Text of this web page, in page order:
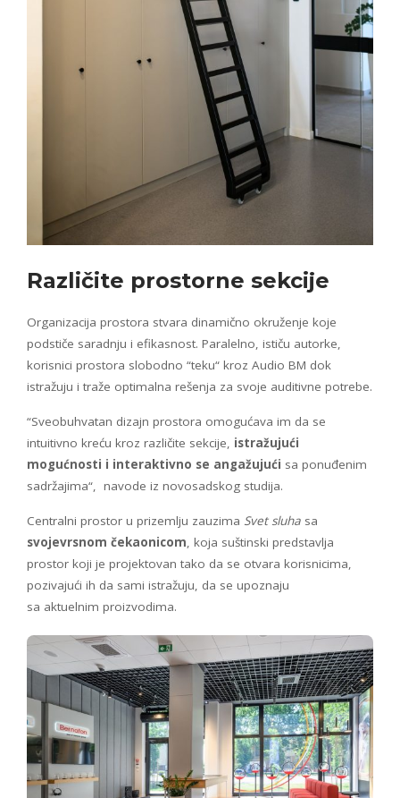
Različite prostorne sekcije
Organizacija prostora stvara dinamično okruženje koje
podstiče saradnju i efikasnost. Paralelno, ističu autorke,
korisnici prostora slobodno “teku“ kroz Audio BM dok
istražuju i traže optimalna rešenja za svoje auditivne potrebe.
“Sveobuhvatan dizajn prostora omogućava im da se
intuitivno kreću kroz različite sekcije, istražujući
mogućnosti i interaktivno se angažujući sa ponuđenim
sadržajima“, navode iz novosadskog studija.
Centralni prostor u prizemlju zauzima Svet sluha sa
svojevrsnom čekaonicom, koja suštinski predstavlja
prostor koji je projektovan tako da se otvara korisnicima,
pozivajući ih da sami istražuju, da se upoznaju
sa aktuelnim proizvodima.